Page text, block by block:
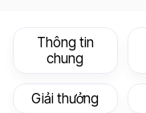
Thông tin
chung
Giải thưởng